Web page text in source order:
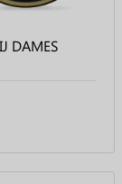
DAMES